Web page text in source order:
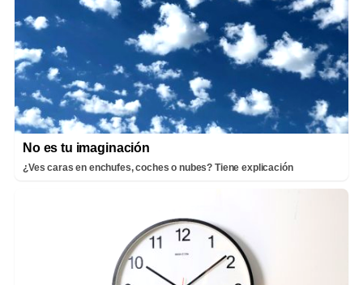
No es tu imaginación
¿Ves caras en enchufes, coches o nubes? Tiene explicación